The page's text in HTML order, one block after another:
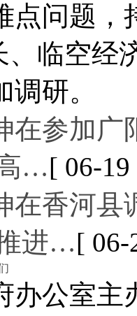
点问题，
、临空经
研。
在参加广
…[ 06-
在香河县
进…[ 06-
办公室